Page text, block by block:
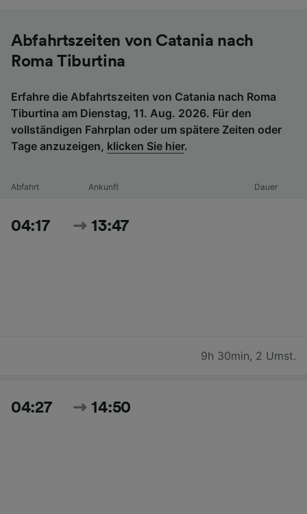
Abfahrtszeiten von Catania nach
Roma Tiburtina
Erfahre die Abfahrtszeiten von Catania nach Roma
Tiburtina am Dienstag, 11. Aug. 2026. Für den
vollständigen Fahrplan oder um spätere Zeiten oder
Tage anzuzeigen, klicken Sie hier.
Abfahrt Ankunft Dauer
04:17 13:47
9h 30min, 2 Umst.
04:27 14:50